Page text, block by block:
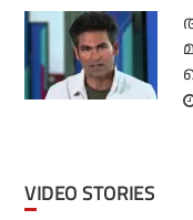
VIDEO STORIES